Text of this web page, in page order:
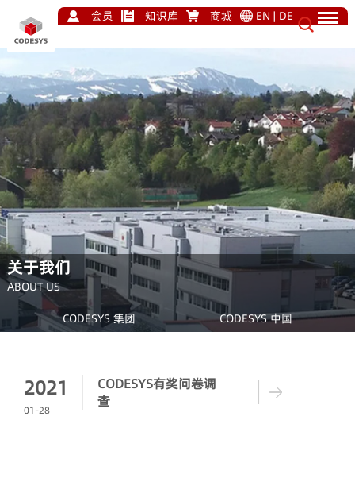
会员 知识库 商城 EN | DE
关于我们
ABOUT US
CODESYS 集团
CODESYS 中国
2021
01-28
CODESYS有奖问卷调
查